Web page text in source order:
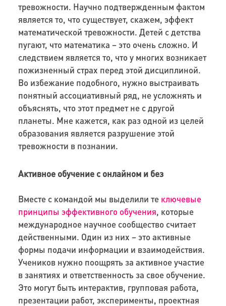
тревожности. Научно подтвержденным фактом
является то, что существует, скажем, эффект
математической тревожности. Детей с детства
пугают, что математика – это очень сложно. И
следствием является то, что у многих возникает
пожизненный страх перед этой дисциплиной.
Во избежание подобного, нужно выстраивать
понятный ассоциативный ряд, не усложнять и
объяснять, что этот предмет не с другой
планеты. Мне кажется, как раз одной из целей
образования является разрушение этой
тревожности в познании.
Активное обучение с онлайном и без
Вместе с командой мы выделили те ключевые
принципы эффективного обучения, которые
международное научное сообщество считает
действенными. Один из них – это активные
формы подачи информации и взаимодействия.
Учеников нужно поощрять за активное участие
в занятиях и ответственность за свое обучение.
Это могут быть интерактив, групповая работа,
презентации работ, эксперименты, проектная